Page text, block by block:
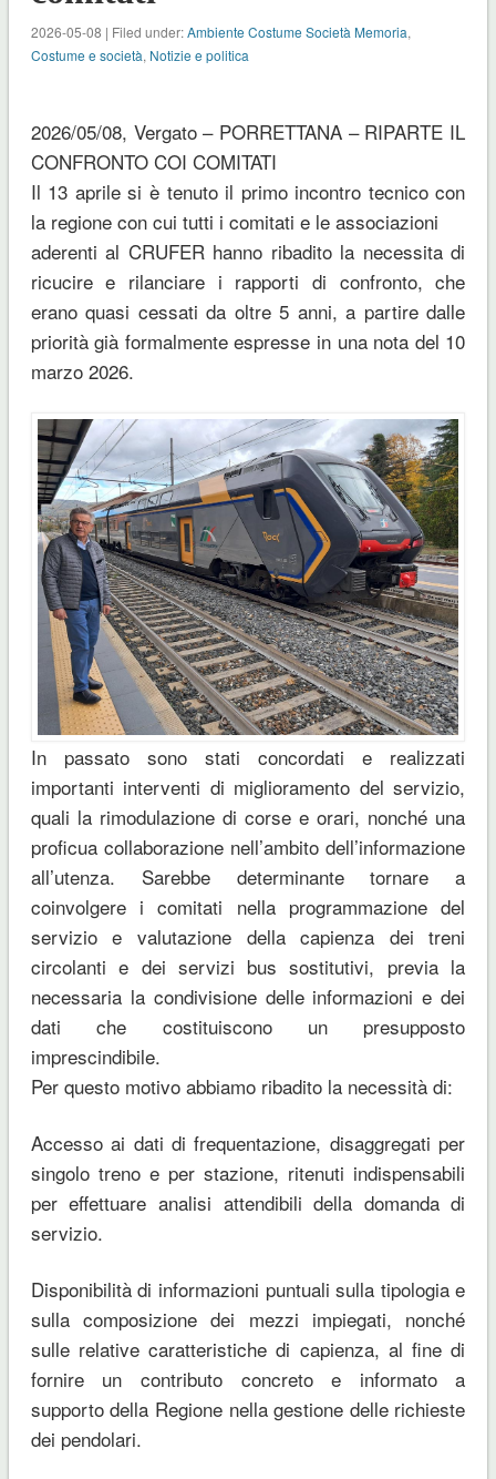
2026-05-08 | Filed under:Ambiente Costume Società Memoria,
Costume e società, Notizie e politica
2026/05/08, Vergato – PORRETTANA – RIPARTE IL
CONFRONTO COI COMITATI
Il 13 aprile si è tenuto il primo incontro tecnico con
la regione con cui tutti i comitati e le associazioni
aderenti al CRUFER hanno ribadito la necessita di
ricucire e rilanciare i rapporti di confronto, che
erano quasi cessati da oltre 5 anni, a partire dalle
priorità già formalmente espresse in una nota del 10
marzo 2026.
In passato sono stati concordati e realizzati
importanti interventi di miglioramento del servizio,
quali la rimodulazione di corse e orari, nonché una
proficua collaborazione nell’ambito dell’informazione
all’utenza. Sarebbe determinante tornare a
coinvolgere i comitati nella programmazione del
servizio e valutazione della capienza dei treni
circolanti e dei servizi bus sostitutivi, previa la
necessaria la condivisione delle informazioni e dei
dati che costituiscono un presupposto
imprescindibile.
Per questo motivo abbiamo ribadito la necessità di:
Accesso ai dati di frequentazione, disaggregati per
singolo treno e per stazione, ritenuti indispensabili
per effettuare analisi attendibili della domanda di
servizio.
Disponibilità di informazioni puntuali sulla tipologia e
sulla composizione dei mezzi impiegati, nonché
sulle relative caratteristiche di capienza, al fine di
fornire un contributo concreto e informato a
supporto della Regione nella gestione delle richieste
dei pendolari.